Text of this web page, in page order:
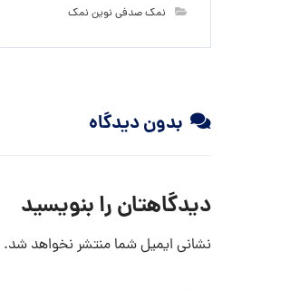
نمک صدفی نوین نمک
بدون دیدگاه
دیدگاهتان را بنویسید
نشانی ایمیل شما منتشر نخواهد شد.